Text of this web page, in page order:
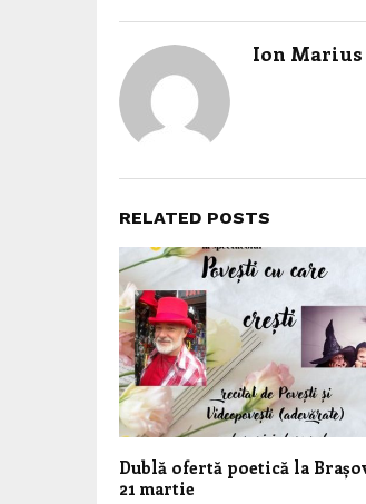
Ion
RELATED POSTS
Dublă ofertă poetică la
21 martie